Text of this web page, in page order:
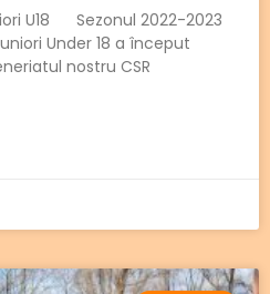
U18 Sezonul 2022-2023
Under 18 a început
nostru CSR